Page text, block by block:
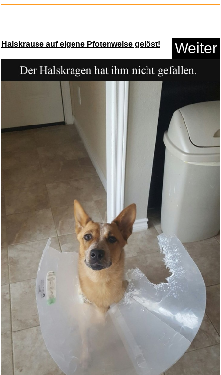
Overcooked: All You Can Eat /P...
Anzeige
Ende der Welt (black LP+CD)
[V...
Anzeige
Halskrause auf eigene Pfotenweise gelöst! Weiter